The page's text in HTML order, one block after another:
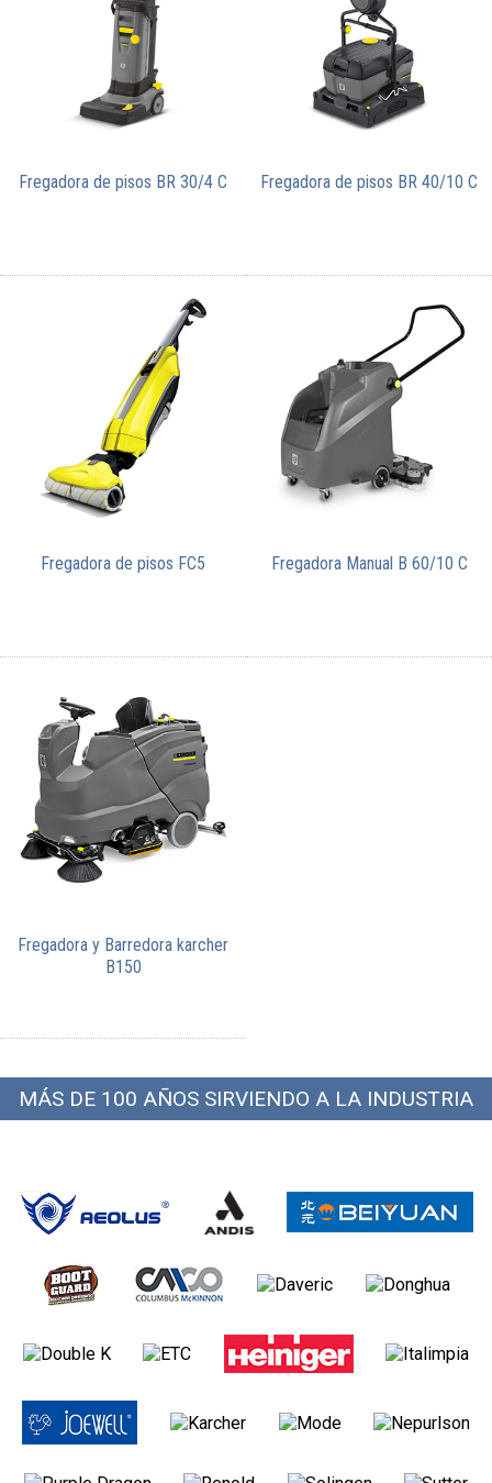
Fregadora de pisos BR 30/4 C Fregadora de pisos BR 40/10 C
Fregadora de pisos FC5 Fregadora Manual B 60/10 C
Fregadora y Barredora karcher
B150
MÁS DE 100 AÑOS SIRVIENDO A LA INDUSTRIA